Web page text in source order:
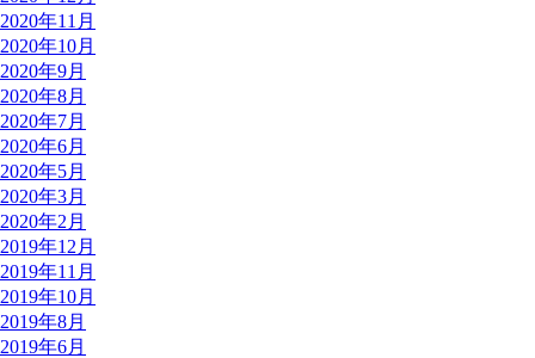
2020年11月
2020年10月
2020年9月
2020年8月
2020年7月
2020年6月
2020年5月
2020年3月
2020年2月
2019年12月
2019年11月
2019年10月
2019年8月
2019年6月